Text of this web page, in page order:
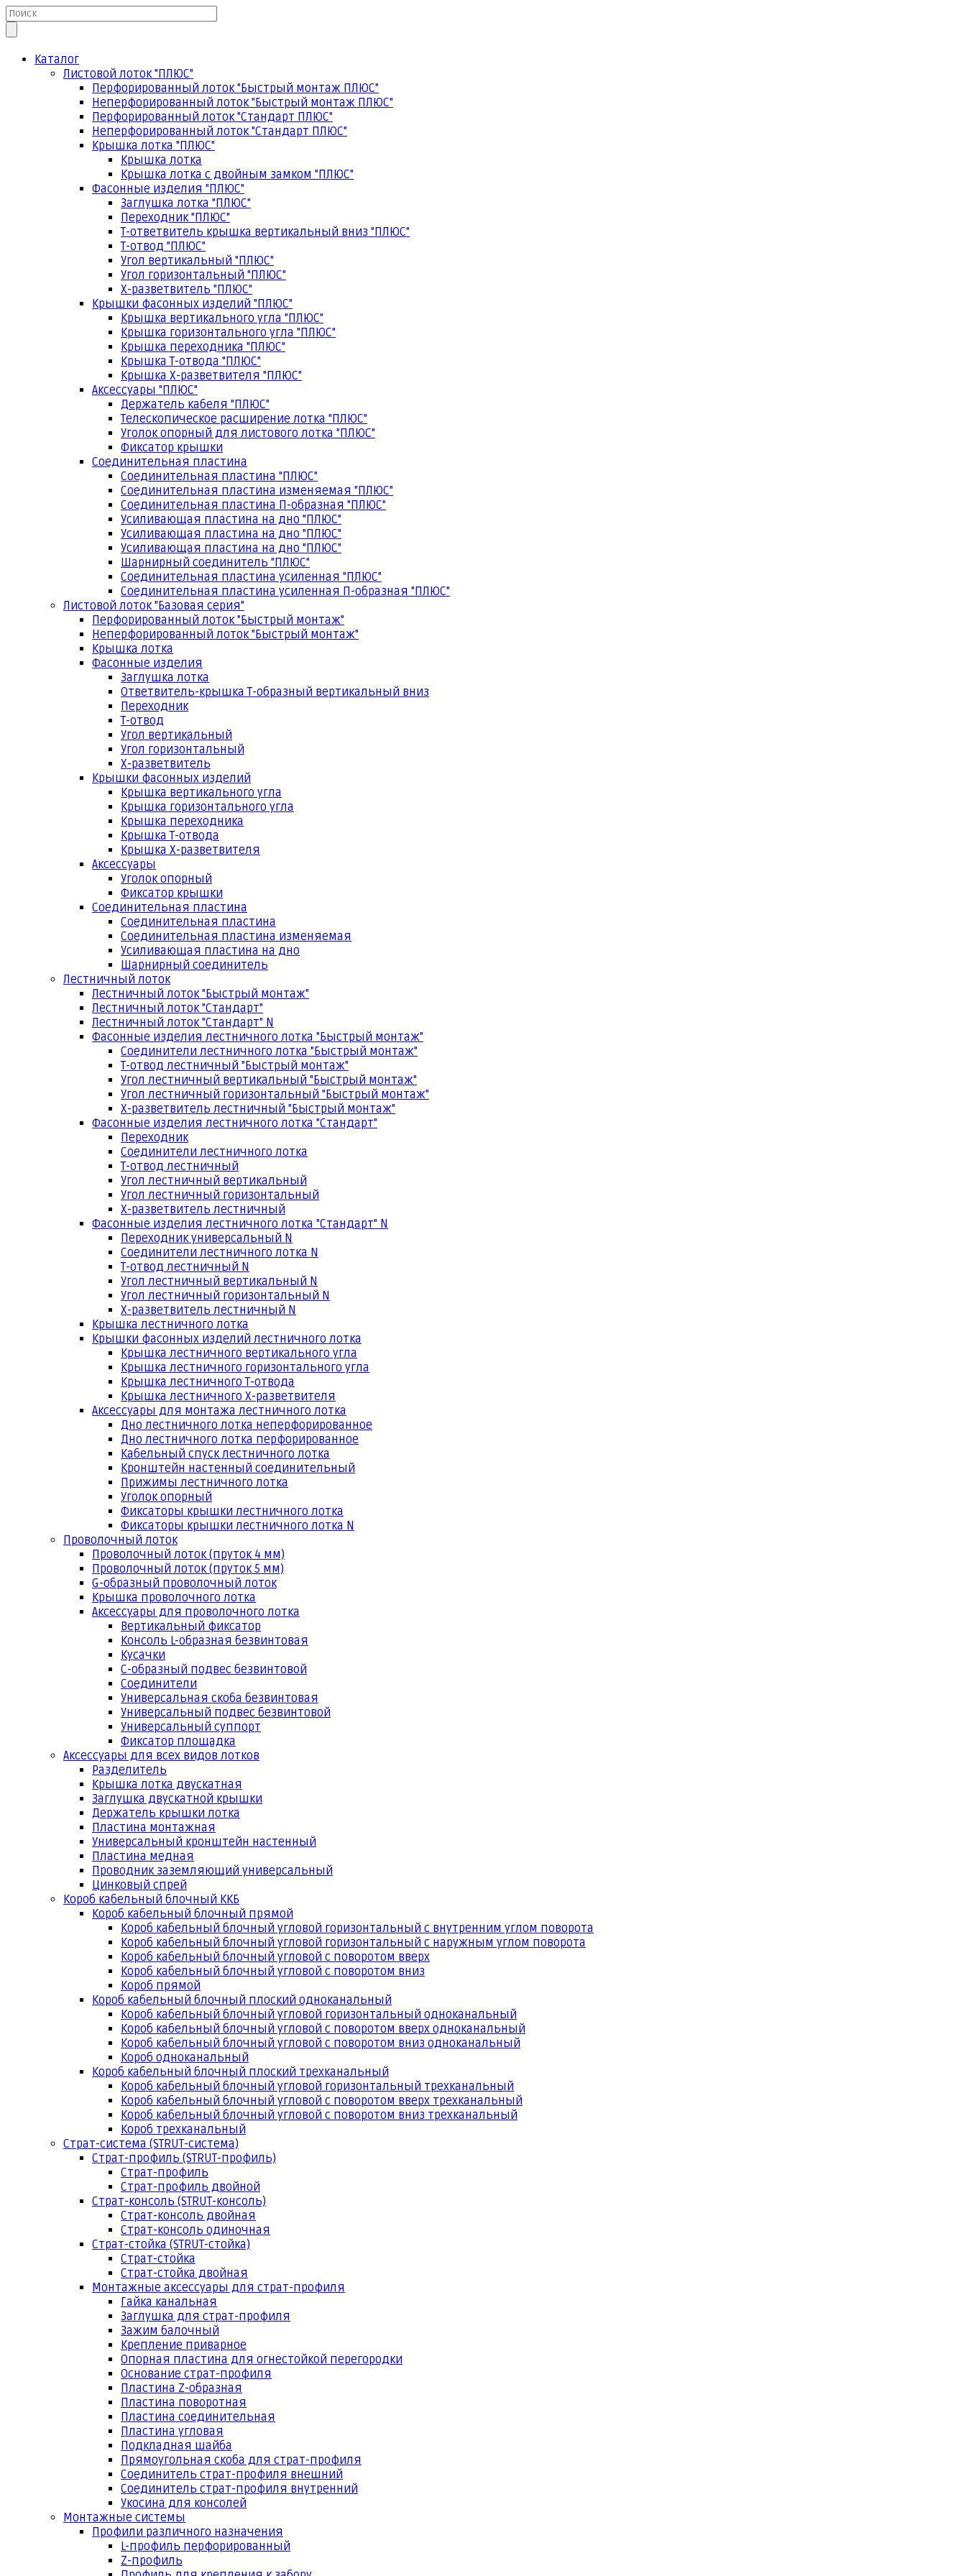
Каталог
Листовой лоток "ПЛЮС"
Перфорированный лоток "Быстрый монтаж ПЛЮС"
Неперфорированный лоток "Быстрый монтаж ПЛЮС"
Перфорированный лоток "Стандарт ПЛЮС"
Неперфорированный лоток "Стандарт ПЛЮС"
Крышка лотка "ПЛЮС"
Крышка лотка
Крышка лотка с двойным замком "ПЛЮС"
Фасонные изделия "ПЛЮС"
Заглушка лотка "ПЛЮС"
Переходник "ПЛЮС"
Т-ответвитель крышка вертикальный вниз "ПЛЮС"
Т-отвод "ПЛЮС"
Угол вертикальный "ПЛЮС"
Угол горизонтальный "ПЛЮС"
Х-разветвитель "ПЛЮС"
Крышки фасонных изделий "ПЛЮС"
Крышка вертикального угла "ПЛЮС"
Крышка горизонтального угла "ПЛЮС"
Крышка переходника "ПЛЮС"
Крышка Т-отвода "ПЛЮС"
Крышка Х-разветвителя "ПЛЮС"
Аксессуары "ПЛЮС"
Держатель кабеля "ПЛЮС"
Телескопическое расширение лотка "ПЛЮС"
Уголок опорный для листового лотка "ПЛЮС"
Фиксатор крышки
Соединительная пластина
Соединительная пластина "ПЛЮС"
Соединительная пластина изменяемая "ПЛЮС"
Соединительная пластина П-образная "ПЛЮС"
Усиливающая пластина на дно "ПЛЮС"
Усиливающая пластина на дно "ПЛЮС"
Усиливающая пластина на дно "ПЛЮС"
Шарнирный соединитель "ПЛЮС"
Соединительная пластина усиленная "ПЛЮС"
Соединительная пластина усиленная П-образная "ПЛЮС"
Листовой лоток "Базовая серия"
Перфорированный лоток "Быстрый монтаж"
Неперфорированный лоток "Быстрый монтаж"
Крышка лотка
Фасонные изделия
Заглушка лотка
Ответвитель-крышка Т-образный вертикальный вниз
Переходник
Т-отвод
Угол вертикальный
Угол горизонтальный
Х-разветвитель
Крышки фасонных изделий
Крышка вертикального угла
Крышка горизонтального угла
Крышка переходника
Крышка Т-отвода
Крышка Х-разветвителя
Аксессуары
Уголок опорный
Фиксатор крышки
Соединительная пластина
Соединительная пластина
Соединительная пластина изменяемая
Усиливающая пластина на дно
Шарнирный соединитель
Лестничный лоток
Лестничный лоток "Быстрый монтаж"
Лестничный лоток "Стандарт"
Лестничный лоток "Стандарт" N
Фасонные изделия лестничного лотка "Быстрый монтаж"
Соединители лестничного лотка "Быстрый монтаж"
Т-отвод лестничный "Быстрый монтаж"
Угол лестничный вертикальный "Быстрый монтаж"
Угол лестничный горизонтальный "Быстрый монтаж"
Х-разветвитель лестничный "Быстрый монтаж"
Фасонные изделия лестничного лотка "Стандарт"
Переходник
Соединители лестничного лотка
Т-отвод лестничный
Угол лестничный вертикальный
Угол лестничный горизонтальный
Х-разветвитель лестничный
Фасонные изделия лестничного лотка "Стандарт" N
Переходник универсальный N
Соединители лестничного лотка N
Т-отвод лестничный N
Угол лестничный вертикальный N
Угол лестничный горизонтальный N
Х-разветвитель лестничный N
Крышка лестничного лотка
Крышки фасонных изделий лестничного лотка
Крышка лестничного вертикального угла
Крышка лестничного горизонтального угла
Крышка лестничного Т-отвода
Крышка лестничного Х-разветвителя
Аксессуары для монтажа лестничного лотка
Дно лестничного лотка неперфорированное
Дно лестничного лотка перфорированное
Кабельный спуск лестничного лотка
Кронштейн настенный соединительный
Прижимы лестничного лотка
Уголок опорный
Фиксаторы крышки лестничного лотка
Фиксаторы крышки лестничного лотка N
Проволочный лоток
Проволочный лоток (пруток 4 мм)
Проволочный лоток (пруток 5 мм)
G-образный проволочный лоток
Крышка проволочного лотка
Аксессуары для проволочного лотка
Вертикальный фиксатор
Консоль L-образная безвинтовая
Кусачки
С-образный подвес безвинтовой
Соединители
Универсальная скоба безвинтовая
Универсальный подвес безвинтовой
Универсальный суппорт
Фиксатор площадка
Аксессуары для всех видов лотков
Разделитель
Крышка лотка двускатная
Заглушка двускатной крышки
Держатель крышки лотка
Пластина монтажная
Универсальный кронштейн настенный
Пластина медная
Проводник заземляющий универсальный
Цинковый спрей
Короб кабельный блочный ККБ
Короб кабельный блочный прямой
Короб кабельный блочный угловой горизонтальный с внутренним углом поворота
Короб кабельный блочный угловой горизонтальный с наружным углом поворота
Короб кабельный блочный угловой с поворотом вверх
Короб кабельный блочный угловой с поворотом вниз
Короб прямой
Короб кабельный блочный плоский одноканальный
Короб кабельный блочный угловой горизонтальный одноканальный
Короб кабельный блочный угловой с поворотом вверх одноканальный
Короб кабельный блочный угловой с поворотом вниз одноканальный
Короб одноканальный
Короб кабельный блочный плоский трехканальный
Короб кабельный блочный угловой горизонтальный трехканальный
Короб кабельный блочный угловой с поворотом вверх трехканальный
Короб кабельный блочный угловой с поворотом вниз трехканальный
Короб трехканальный
Страт-система (STRUT-система)
Страт-профиль (STRUT-профиль)
Страт-профиль
Страт-профиль двойной
Страт-консоль (STRUT-консоль)
Страт-консоль двойная
Страт-консоль одиночная
Страт-стойка (STRUT-стойка)
Страт-стойка
Страт-стойка двойная
Монтажные аксессуары для страт-профиля
Гайка канальная
Заглушка для страт-профиля
Зажим балочный
Крепление приварное
Опорная пластина для огнестойкой перегородки
Основание страт-профиля
Пластина Z-образная
Пластина поворотная
Пластина соединительная
Пластина угловая
Подкладная шайба
Прямоугольная скоба для страт-профиля
Соединитель страт-профиля внешний
Соединитель страт-профиля внутренний
Укосина для консолей
Монтажные системы
Профили различного назначения
L-профиль перфорированный
Z-профиль